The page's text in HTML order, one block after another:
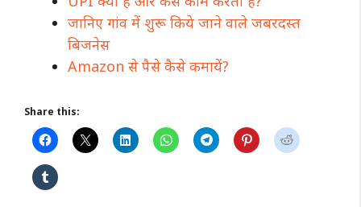
जानिए गांव में शुरू किये जाने वाले जबरदस्त
बिजनेस
Amazon से पैसे कैसे कमायें?
Share this: